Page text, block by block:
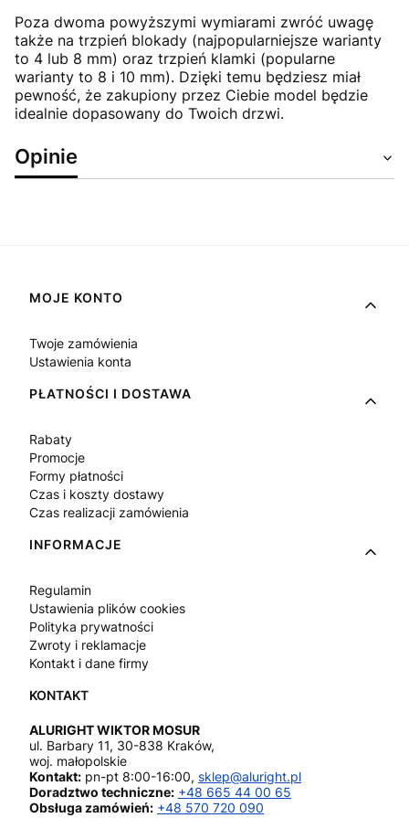
Poza dwoma powyższymi wymiarami zwróć uwagę
także na trzpień blokady (najpopularniejsze warianty
to 4 lub 8 mm) oraz trzpień klamki (popularne
warianty to 8 i 10 mm). Dzięki temu będziesz miał
pewność, że zakupiony przez Ciebie model będzie
idealnie dopasowany do Twoich drzwi.
Opinie
Linki w stopce
MOJE KONTO
Twoje zamówienia
Ustawienia konta
PŁATNOŚCI I DOSTAWA
Rabaty
Promocje
Formy płatności
Czas i koszty dostawy
Czas realizacji zamówienia
INFORMACJE
Regulamin
Ustawienia plików cookies
Polityka prywatności
Zwroty i reklamacje
Kontakt i dane firmy
ALURIGHT WIKTOR MOSUR
ul. Barbary 11, 30-838 Kraków,
woj. małopolskie
Kontakt: pn-pt 8:00-16:00, sklep@aluright.pl
Doradztwo techniczne: +48 665 44 00 65
Obsługa zamówień: +48 570 720 090